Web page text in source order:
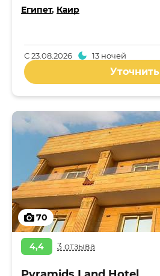
Египет, Каир
С23.08.2026 13 ночей
Уточнить
70
4,4 3 отзыва